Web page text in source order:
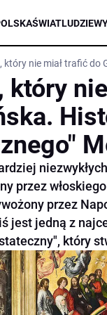
ŚWIATLUDZIE
który nie miał trafić do
który
przez
przez
jest jedną z
który